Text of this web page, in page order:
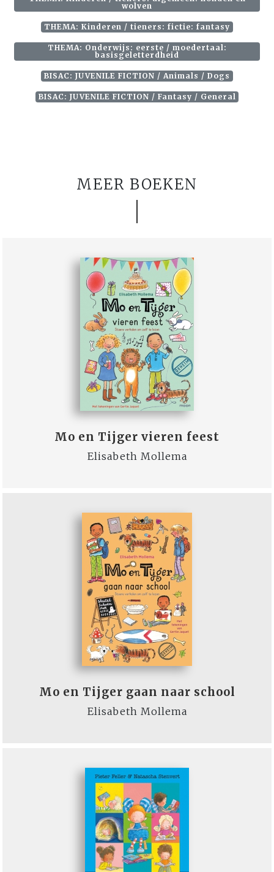
wolven
THEMA: Kinderen / tieners: fictie: fantasy
THEMA: Onderwijs: eerste / moedertaal:
basisgeletterdheid
BISAC: JUVENILE FICTION / Animals / Dogs
BISAC: JUVENILE FICTION / Fantasy / General
MEER BOEKEN
Mo en Tijger vieren feest
Elisabeth Mollema
Mo en Tijger gaan naar school
Elisabeth Mollema